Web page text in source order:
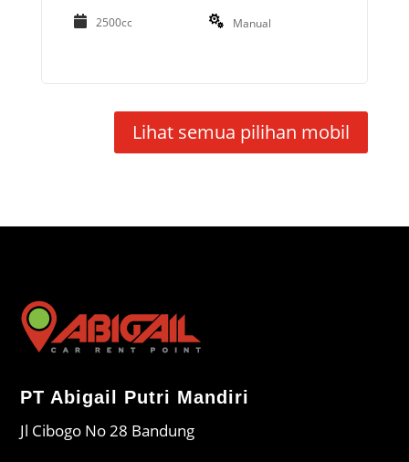
2500cc Manual
Lihat semua pilihan mobil
PT Abigail Putri Mandiri
Jl Cibogo No 28 Bandung